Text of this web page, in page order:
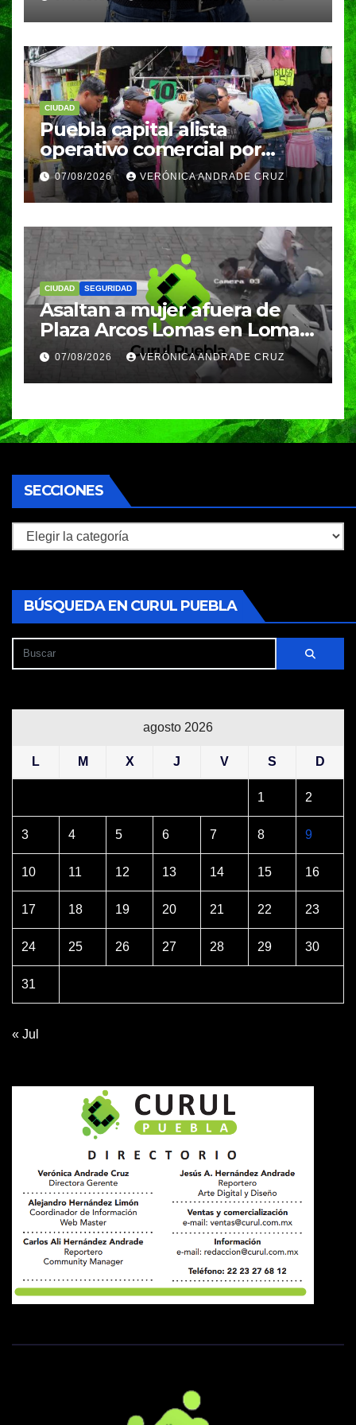
meses
CIUDAD
Puebla capital alista
operativo comercial por
fiestas patrias y regreso a
clases
07/08/2026 VERÓNICA ANDRADE CRUZ
CIUDAD SEGURIDAD
Asaltan a mujer afuera de
Plaza Arcos Lomas en Lomas
de Angelópolis; delincuentes
huyeron en auto
07/08/2026 VERÓNICA ANDRADE CRUZ
SECCIONES
Secciones
BÚSQUEDA EN CURUL PUEBLA
agosto 2026
L M X J V S D
1 2
3 4 5 6 7 8 9
10 11 12 13 14 15 16
17 18 19 20 21 22 23
24 25 26 27 28 29 30
31
« Jul